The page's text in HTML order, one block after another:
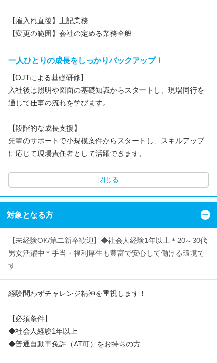
【雇入れ直後】上記業務
【変更の範囲】会社の定める業務全般
一人ひとりの成長をしっかりバックアップ！
【OJTによる基礎研修】
入社後は照明や図面の基礎知識からスタートし、現場同行を
通じて仕事の流れを学びます。
【段階的な成長支援】
先輩のサポートで小規模案件からスタートし、スキルアップ
に応じて現場責任者として活躍できます。
閉じる
対象となる方
【未経験OK/第二新卒歓迎】◆社会人経験1年以上＊20～30代
男女活躍中＊手当・福利厚生も豊富で安心して働ける環境で
す
経験問わずチャレンジ精神を重視します！
【必須条件】
◆社会人経験1年以上
◆普通自動車免許（AT可）をお持ちの方